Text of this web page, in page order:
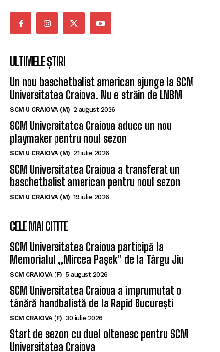
ULTIMELE ȘTIRI
Un nou baschetbalist american ajunge la SCM
Universitatea Craiova. Nu e străin de LNBM
SCM U CRAIOVA (M) 2 august 2026
SCM Universitatea Craiova aduce un nou
playmaker pentru noul sezon
SCM U CRAIOVA (M) 21 iulie 2026
SCM Universitatea Craiova a transferat un
baschetbalist american pentru noul sezon
SCM U CRAIOVA (M) 19 iulie 2026
CELE MAI CITITE
SCM Universitatea Craiova participă la
Memorialul „Mircea Pașek” de la Târgu Jiu
SCM CRAIOVA (F) 5 august 2026
SCM Universitatea Craiova a împrumutat o
tânără handbalistă de la Rapid București
SCM CRAIOVA (F) 30 iulie 2026
Start de sezon cu duel oltenesc pentru SCM
Universitatea Craiova